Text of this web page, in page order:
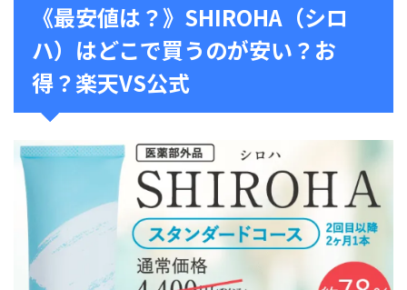
《最安値は？》SHIROHA（シロ
ハ）はどこで買うのが安い？お
得？楽天VS公式